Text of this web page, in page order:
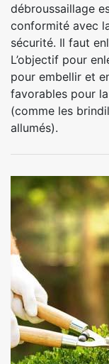
débroussaillage
conformité avec
sécurité. Il faut
L’objectif pour
pour embellir et
favorables pour
(comme les
allumés).